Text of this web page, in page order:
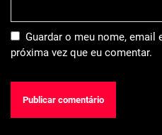
Guardar o meu nome, email
próxima vez que eu comentar.